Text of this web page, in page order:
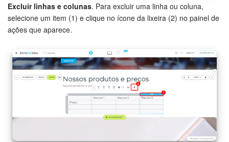
Excluir linhas e colunas. Para excluir uma linha ou coluna,
selecione um item (1) e clique no ícone da lixeira (2) no painel de
ações que aparece.